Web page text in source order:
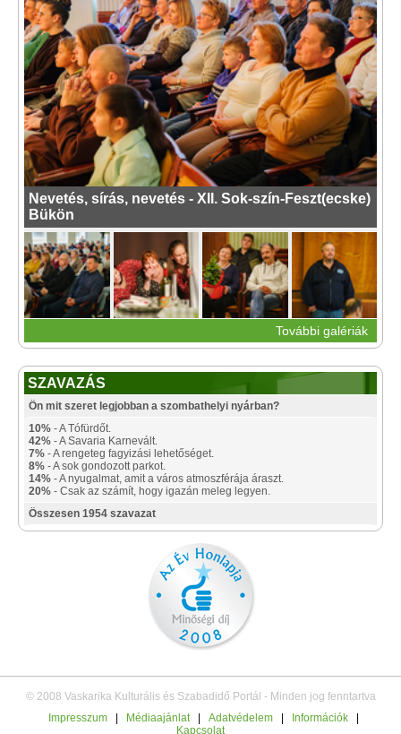
Nevetés, sírás, nevetés - XII. Sok-szín-Feszt(ecske)
Bükön
További galériák
SZAVAZÁS
Ön mit szeret legjobban a szombathelyi nyárban?
10% - A Tófürdőt.
42% - A Savaria Karnevált.
7% - A rengeteg fagyizási lehetőséget.
8% - A sok gondozott parkot.
14% - A nyugalmat, amit a város atmoszférája áraszt.
20% - Csak az számít, hogy igazán meleg legyen.
Összesen 1954 szavazat
© 2008 Vaskarika Kulturális és Szabadidő Portál - Minden jog fenntartva
Impresszum
Médiaajánlat Adatvédelem Információk
Kapcsolat